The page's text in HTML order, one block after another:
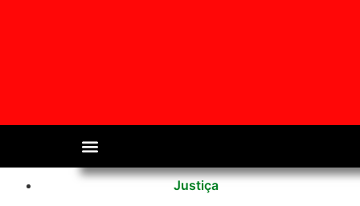
Justiça